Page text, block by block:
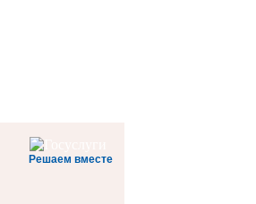
Решаем вместе